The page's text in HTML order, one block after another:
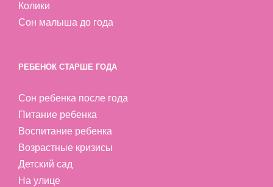
Колики
Сон малыша до года
РЕБЕНОК СТАРШЕ ГОДА
Сон ребенка после года
Питание ребенка
Воспитание ребенка
Возрастные кризисы
Детский сад
На улице